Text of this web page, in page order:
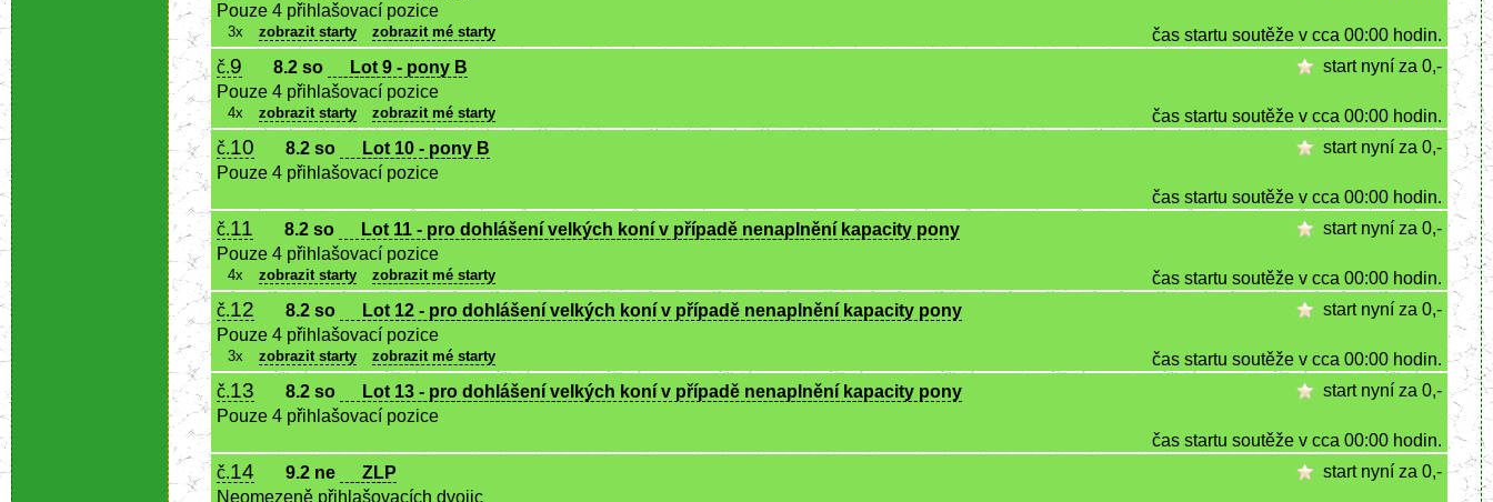
Pouze 4 přihlašovací pozice
čas startu soutěže v cca 00:00 hodin.
3x zobrazit starty zobrazit mé starty
start nyní za 0,-
č.9 8.2 so
Lot 9 - pony B
Pouze 4 přihlašovací pozice
čas startu soutěže v cca 00:00 hodin.
4x zobrazit starty zobrazit mé starty
start nyní za 0,-
č.10 8.2 so
Lot 10 - pony B
Pouze 4 přihlašovací pozice
čas startu soutěže v cca 00:00 hodin.
start nyní za 0,-
č.11 8.2 so
Lot 11 - pro dohlášení velkých koní v případě nenaplnění kapacity pony
Pouze 4 přihlašovací pozice
čas startu soutěže v cca 00:00 hodin.
4x zobrazit starty zobrazit mé starty
start nyní za 0,-
č.12 8.2 so
Lot 12 - pro dohlášení velkých koní v případě nenaplnění kapacity pony
Pouze 4 přihlašovací pozice
čas startu soutěže v cca 00:00 hodin.
3x zobrazit starty zobrazit mé starty
start nyní za 0,-
č.13 8.2 so
Lot 13 - pro dohlášení velkých koní v případě nenaplnění kapacity pony
Pouze 4 přihlašovací pozice
čas startu soutěže v cca 00:00 hodin.
start nyní za 0,-
č.14 9.2 ne
ZLP
Neomezeně přihlašovacích dvojic